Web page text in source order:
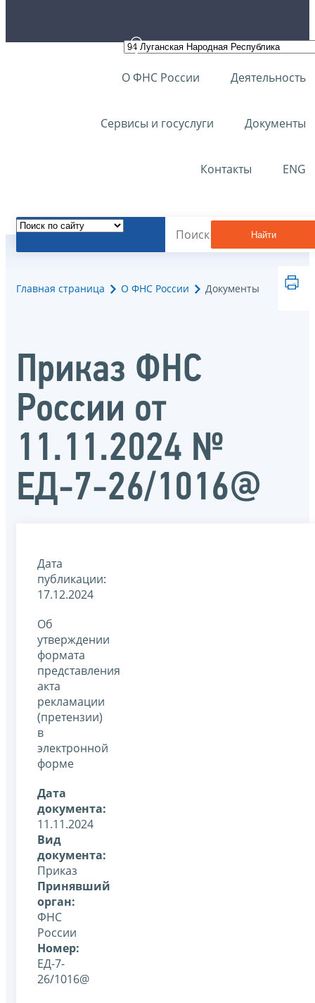
О ФНС России Деятельность
Сервисы и госуслуги Документы
Контакты ENG
Найти
Главная страница О ФНС России Документы
Приказ ФНС
России от
11.11.2024 №
ЕД-7-26/1016@
Дата
публикации:
17.12.2024
Об
утверждении
формата
представления
акта
рекламации
(претензии)
в
электронной
форме
Дата
документа:
11.11.2024
Вид
документа:
Приказ
Принявший
орган:
ФНС
России
Номер:
ЕД-7-
26/1016@